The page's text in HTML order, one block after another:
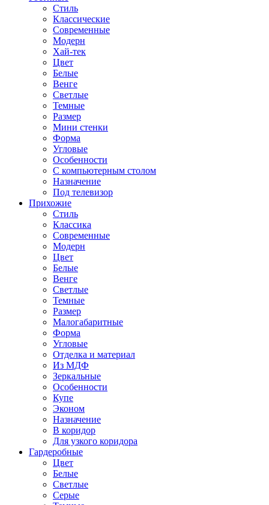
Стиль
Классические
Современные
Модерн
Хай-тек
Цвет
Белые
Венге
Светлые
Темные
Размер
Мини стенки
Форма
Угловые
Особенности
С компьютерным столом
Назначение
Под телевизор
Прихожие
Стиль
Классика
Современные
Модерн
Цвет
Белые
Венге
Светлые
Темные
Размер
Малогабаритные
Форма
Угловые
Отделка и материал
Из МДФ
Зеркальные
Особенности
Купе
Эконом
Назначение
В коридор
Для узкого коридора
Гардеробные
Цвет
Белые
Светлые
Серые